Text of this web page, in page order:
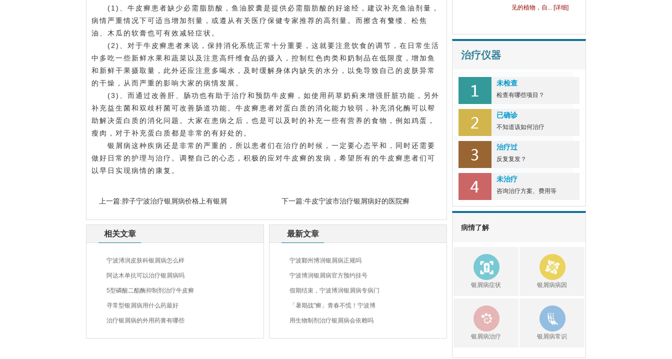
(1)、牛皮癣患者缺少必需脂肪酸，鱼油胶囊是提供必需脂肪酸的好途经，建议补充鱼油剂量，
病情严重情况下可适当增加剂量，或遵从有关医疗保健专家推荐的高剂量。而擦含有蘩缕、松焦
油、木瓜的软膏也可有效减轻症状。
(2)、对于牛皮癣患者来说，保持消化系统正常十分重要，这就要注意饮食的调节，在日常生活
中多吃一些新鲜水果和蔬菜以及注意高纤维食品的摄入，控制红色肉类和奶制品在低限度，增加鱼
和新鲜干果摄取量，此外还应注意多喝水，及时缓解身体内缺失的水分，以免导致自己的皮肤异常
的干燥，从而严重的影响大家的病情发展。
(3)、而通过改善肝、肠功也有助于治疗和预防牛皮癣，如使用药草奶蓟来增强肝脏功能，另外
补充益生菌和双歧杆菌可改善肠道功能。牛皮癣患者对蛋白质的消化能力较弱，补充消化酶可以帮
助解决蛋白质的消化问题。大家在患病之后，也是可以及时的补充一些有营养的食物，例如鸡蛋，
瘦肉，对于补充蛋白质都是非常的有好处的。
银屑病这种疾病还是非常的严重的，所以患者们在治疗的时候，一定要心态平和，同时还需要
做好日常的护理与治疗。调整自己的心态，积极的应对牛皮癣的发病，希望所有的牛皮癣患者们可
以早日实现病情的康复。
上一篇:脖子宁波治疗银屑病价格上有银屑 下一篇:牛皮宁波市治疗银屑病好的医院癣
相关文章
宁波溥润皮肤科银屑病怎么样
阿达木单抗可以治疗银屑病吗
5型磷酸二酯酶抑制剂治疗牛皮癣
寻常型银屑病用什么药最好
治疗银屑病的外用药膏有哪些
最新文章
宁波鄞州博润银屑病正规吗
宁波博润银屑病官方预约挂号
假期结束，宁波博润银屑病专病门
「暑期战"癣」青春不慌！宁波博
用生物制剂治疗银屑病会依赖吗
见的植物，自... [详细]
治疗仪器
未检查
检查有哪些项目？
已确诊
不知道该如何治疗
治疗过
反复复发？
未治疗
咨询治疗方案、费用等
病情了解
银屑病症状 银屑病病因
银屑病治疗 银屑病常识